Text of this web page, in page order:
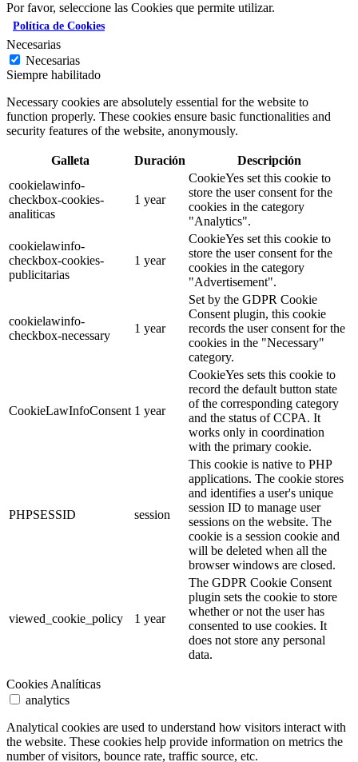
Por favor, seleccione las Cookies que permite utilizar.
Política de Cookies
Necesarias
Necesarias
Siempre habilitado
Necessary cookies are absolutely essential for the website to
function properly. These cookies ensure basic functionalities and
security features of the website, anonymously.
Galleta Duración
Descripción
cookielawinfo-
checkbox-cookies-
analiticas
1 year
CookieYes set this cookie to
store the user consent for the
cookies in the category
"Analytics".
cookielawinfo-
checkbox-cookies-
publicitarias
1 year
CookieYes set this cookie to
store the user consent for the
cookies in the category
"Advertisement".
cookielawinfo-
checkbox-necessary
1 year
Set by the GDPR Cookie
Consent plugin, this cookie
records the user consent for the
cookies in the "Necessary"
category.
CookieLawInfoConsent 1 year
CookieYes sets this cookie to
record the default button state
of the corresponding category
and the status of CCPA. It
works only in coordination
with the primary cookie.
PHPSESSID session
This cookie is native to PHP
applications. The cookie stores
and identifies a user's unique
session ID to manage user
sessions on the website. The
cookie is a session cookie and
will be deleted when all the
browser windows are closed.
viewed_cookie_policy 1 year
The GDPR Cookie Consent
plugin sets the cookie to store
whether or not the user has
consented to use cookies. It
does not store any personal
data.
Cookies Analíticas
analytics
Analytical cookies are used to understand how visitors interact with
the website. These cookies help provide information on metrics the
number of visitors, bounce rate, traffic source, etc.